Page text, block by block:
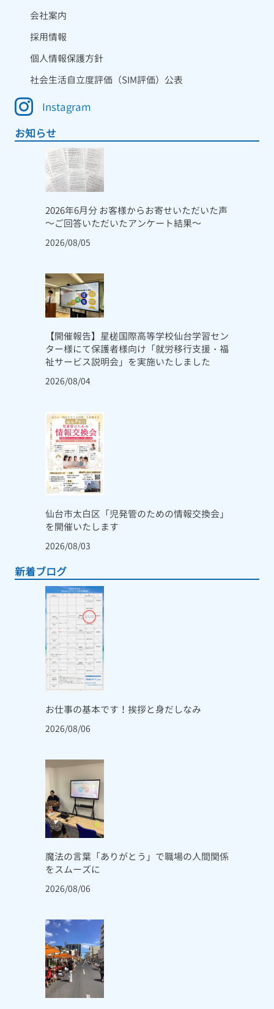
会社案内
採用情報
個人情報保護方針
社会生活自立度評価（SIM評価）公表
Instagram
お知らせ
2026年6月分 お客様からお寄せいただいた声
～ご回答いただいたアンケート結果～
2026/08/05
【開催報告】星槎国際高等学校仙台学習セン
ター様にて保護者様向け「就労移行支援・福
祉サービス説明会」を実施いたしました
2026/08/04
仙台市太白区「児発管のための情報交換会」
を開催いたします
2026/08/03
新着ブログ
お仕事の基本です！挨拶と身だしなみ
2026/08/06
魔法の言葉「ありがとう」で職場の人間関係
をスムーズに
2026/08/06